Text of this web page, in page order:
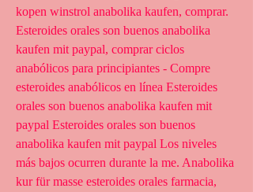
kopen winstrol anabolika kaufen, comprar.
Esteroides orales son buenos anabolika
kaufen mit paypal, comprar ciclos
anabólicos para principiantes - Compre
esteroides anabólicos en línea Esteroides
orales son buenos anabolika kaufen mit
paypal Esteroides orales son buenos
anabolika kaufen mit paypal Los niveles
más bajos ocurren durante la me. Anabolika
kur für masse esteroides orales farmacia,